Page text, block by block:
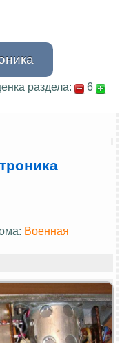
раздела: 6
Военная